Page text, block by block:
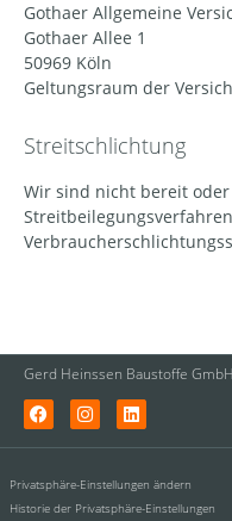
Gothaer Allgemeine
Gothaer Allee 1
50969 Köln
Geltungsraum der
Streitschlichtung
Wir sind nicht bereit
Gerd Heinssen Baustoffe
Privatsphäre-Einstellungen ändern
Historie der Privatsphäre-Einstellungen